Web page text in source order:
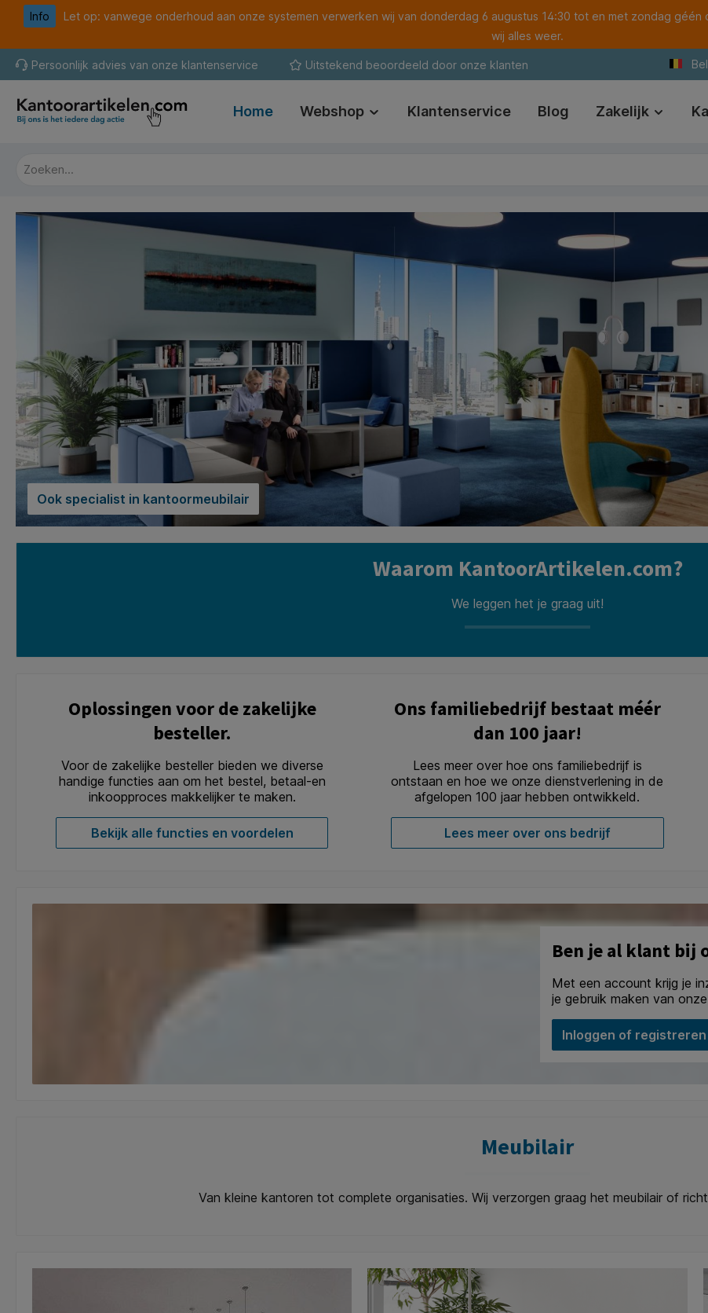
Ga naar de hoofdnavigatie
Info
Let op: vanwege onderhoud aan onze systemen verwerken wij van donderdag 6 augustus 14:30 tot en met zondag
wij alles weer.
Persoonlijk advies van onze klantenservice Uitstekend beoordeeld door onze klanten
Home Webshop Klantenservice Blog Zakelijk
Ook specialist in kantoormeubilair
Waarom KantoorArtikelen.com?
We leggen het je graag uit!
Oplossingen voor de zakelijke
besteller.
Voor de zakelijke besteller bieden we diverse
handige functies aan om het bestel, betaal-en
inkoopproces makkelijker te maken.
Bekijk alle functies en voordelen
Ons familiebedrijf bestaat méér
dan 100 jaar!
Lees meer over hoe ons familiebedrijf is
ontstaan en hoe we onze dienstverlening in de
afgelopen 100 jaar hebben ontwikkeld.
Lees meer over ons bedrijf
Ben je al klant bij
Met een account krijg je
je gebruik maken van
Inloggen of registreren
Meubilair
Van kleine kantoren tot complete organisaties. Wij verzorgen graag het meubilair of